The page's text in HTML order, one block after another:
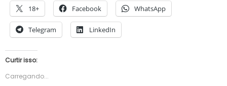
18+ Facebook WhatsApp
Telegram LinkedIn
Curtir isso:
Carregando...